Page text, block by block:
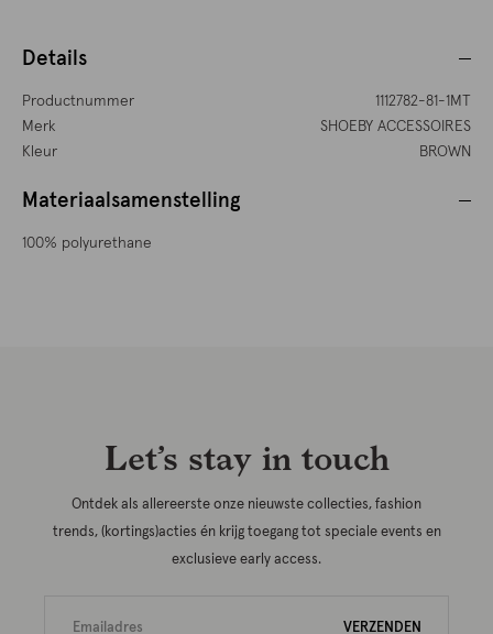
Details
Productnummer
1112782-81-1MT
Merk
SHOEBY ACCESSOIRES
Kleur
BROWN
Materiaalsamenstelling
100% polyurethane
Let’s stay in touch
Ontdek als allereerste onze nieuwste collecties, fashion
trends, (kortings)acties én krijg toegang tot speciale events en
exclusieve early access.
VERZENDEN